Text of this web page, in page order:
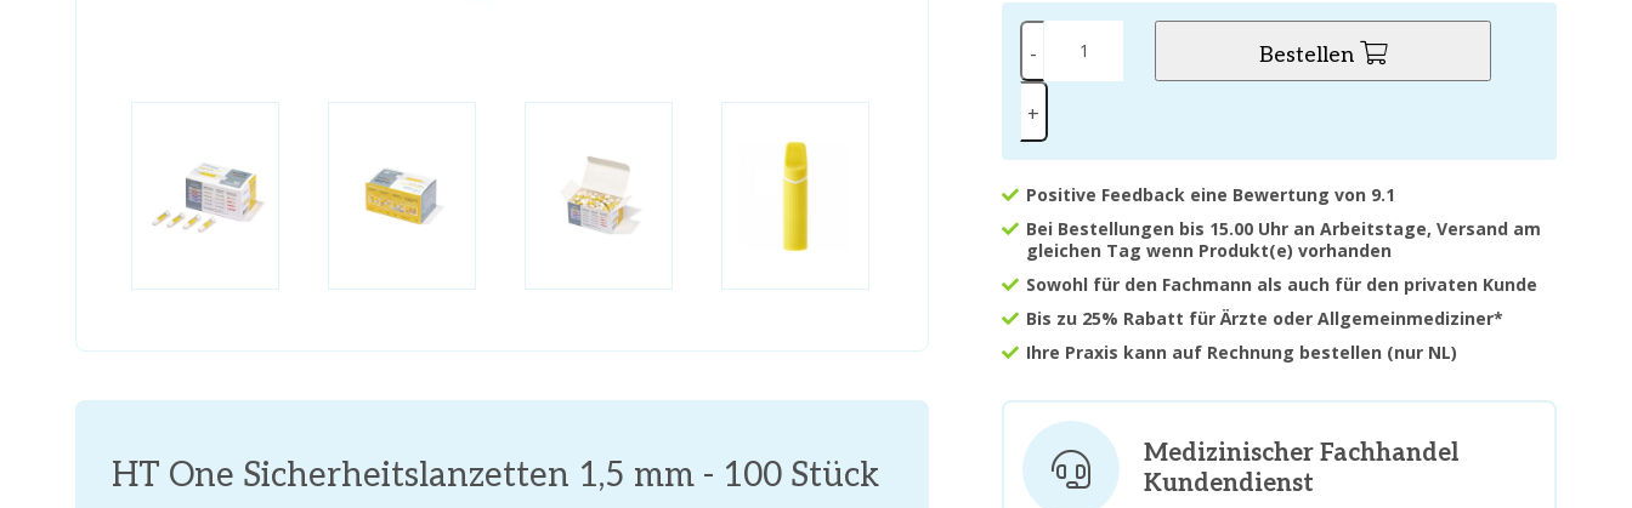
-
+
Bestellen
Positive Feedback eine Bewertung von 9.1
Bei Bestellungen bis 15.00 Uhr an Arbeitstage, Versand am
gleichen Tag wenn Produkt(e) vorhanden
Sowohl für den Fachmann als auch für den privaten Kunde
Bis zu 25% Rabatt für Ärzte oder Allgemeinmediziner*
Ihre Praxis kann auf Rechnung bestellen (nur NL)
HT One Sicherheitslanzetten 1,5 mm - 100 Stück
Medizinischer Fachhandel
Kundendienst